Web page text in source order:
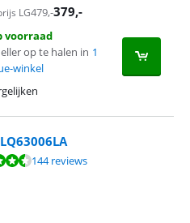
LG479,-379,-
voorraad
op te halen in 1
winkel
op 144 reviews.
144 reviews